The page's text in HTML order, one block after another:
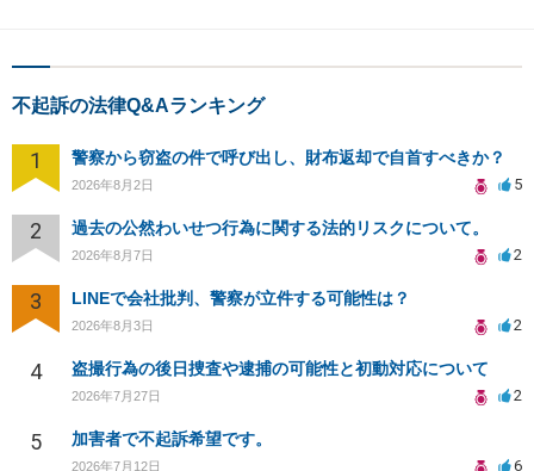
不起訴の法律Q&Aランキング
1 警察から窃盗の件で呼び出し、財布返却で自首すべきか？
2026年8月2日 5
2 過去の公然わいせつ行為に関する法的リスクについて。
2026年8月7日 2
3 LINEで会社批判、警察が立件する可能性は？
2026年8月3日 2
4 盗撮行為の後日捜査や逮捕の可能性と初動対応について
2026年7月27日 2
5 加害者で不起訴希望です。
2026年7月12日 6